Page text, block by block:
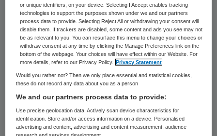
vertrekt “om andere persoonlijke ambities
te gaan realiseren”.
Van Duijn heeft uitgebreide ervaring binnen
de zorg, ook in bestuurlijke functies.
Momenteel is hij werkzaam als
centrummanager in het Reinier de Graaf
Ziekenhuis in Delft.
Het was voor Van Duijn een bewuste keuze
or unique identifiers, on your device. Selecting I Accept enables tracking
technologies to support the purposes shown under we and our partners
process data to provide. Selecting Reject All or withdrawing your consent will
disable them. If trackers are disabled, some content and ads you see may not
be as relevant to you. You can resurface this menu to change your choices or
withdraw consent at any time by clicking the Manage Preferences link on the
bottom of the webpage. Your choices will have effect within our Website. For
more details, refer to our Privacy Policy.
Privacy Statement
Would you rather not? Then we only place essential and statistical cookies,
these do not record any data about you as a person
We and our partners process data to provide:
Use precise geolocation data. Actively scan device characteristics for
identification. Store and/or access information on a device. Personalised
advertising and content, advertising and content measurement, audience
research and services development.